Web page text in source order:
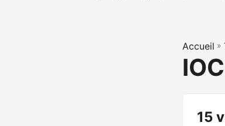
Accueil »
IOC
15